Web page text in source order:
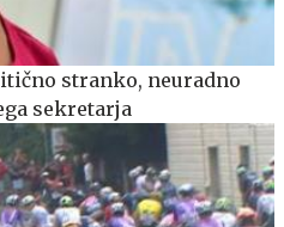
stranko, neuradno
sekretarja